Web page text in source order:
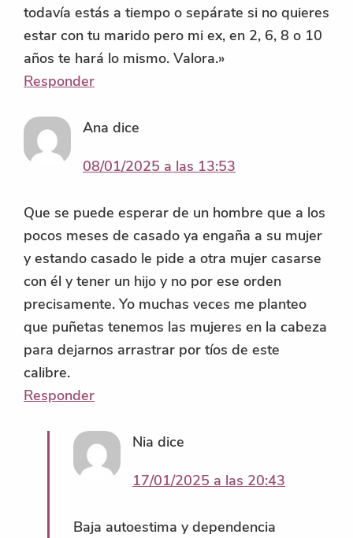
todavía estás a tiempo o sepárate si no quieres
estar con tu marido pero mi ex, en 2, 6, 8 o 10
años te hará lo mismo. Valora.»
Responder
Ana dice
08/01/2025 a las 13:53
Que se puede esperar de un hombre que a los
pocos meses de casado ya engaña a su mujer
y estando casado le pide a otra mujer casarse
con él y tener un hijo y no por ese orden
precisamente. Yo muchas veces me planteo
que puñetas tenemos las mujeres en la cabeza
para dejarnos arrastrar por tíos de este
calibre.
Responder
Nia dice
17/01/2025 a las 20:43
Baja autoestima y dependencia